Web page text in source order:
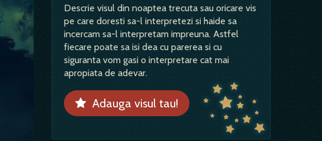
Descrie visul din noaptea trecuta sau oricare vis
pe care doresti sa-l interpretezi si haide sa
incercam sa-l interpretam impreuna. Astfel
fiecare poate sa isi dea cu parerea si cu
siguranta vom gasi o interpretare cat mai
apropiata de adevar.
Adauga visul tau!